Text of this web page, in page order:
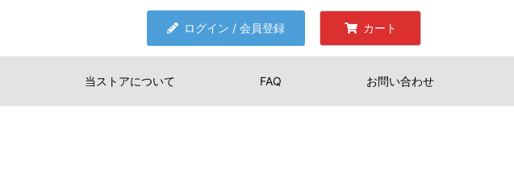
ログイン / 会員登録 カート
当ストアについて FAQ お問い合わせ